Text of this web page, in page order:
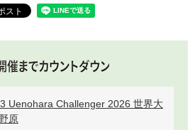
Uenohara Challenger 2026 世界大
原